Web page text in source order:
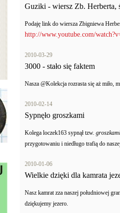
Guziki - wiersz Zb. Herberta,
Podaję link do wiersza Zbigniewa
http://www.youtube.com/
2010-03-29
3000 - stało się faktem
Nasza @Kolekcja rozrasta się aż miło,
2010-02-14
Sypnęło groszkami
Kolega loczek163 sypnął tzw. groszkami
przygotowaniu i niedługo trafią do
2010-01-06
Wielkie dzięki dla kamrata
Nasz kamrat zza naszej południowej
dziękujemy jezero.